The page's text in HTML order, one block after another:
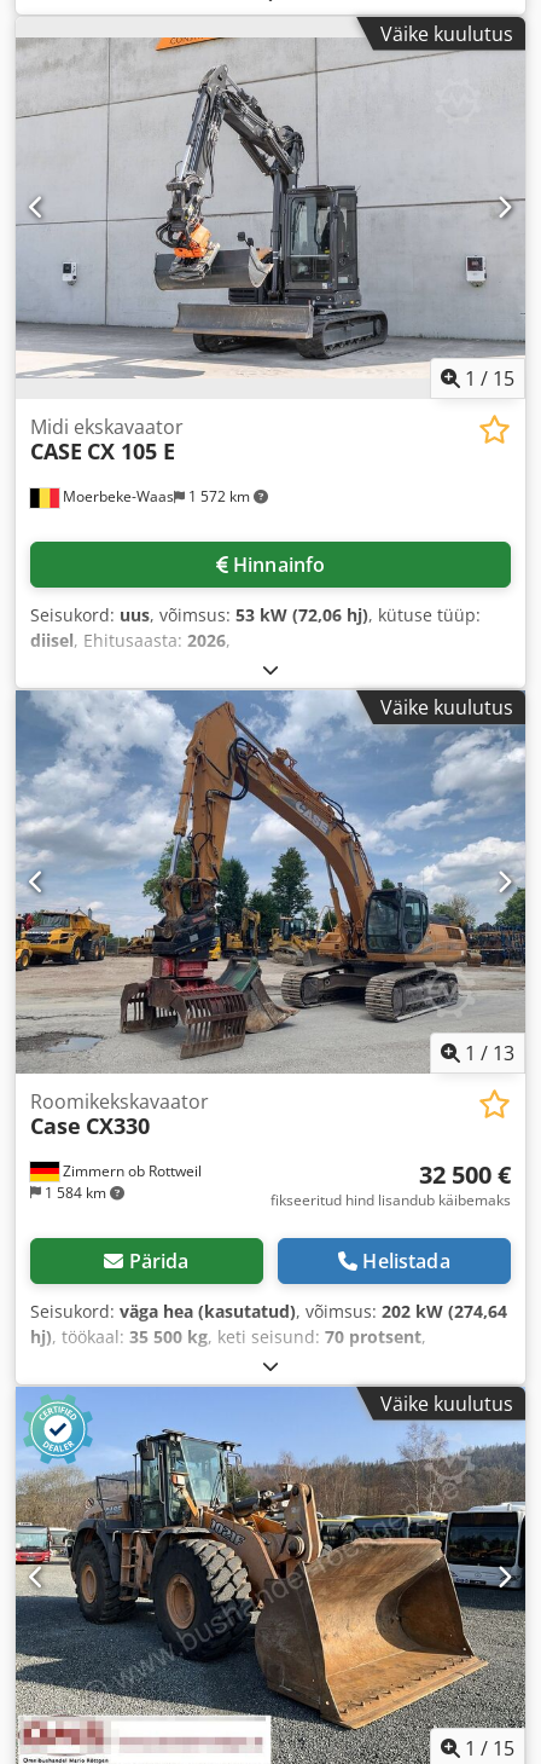
Väike kuulutus
1 / 15
Moerbeke-Waas 1 572 km
Midi ekskavaator
CASE CX 105 E
Hinnainfo
Seisukord: uus, võimsus: 53 kW (72,06 hj), kütuse tüüp:
diisel, Ehitusaasta: 2026,
Väike kuulutus
1 / 13
Zimmern ob Rottweil
1 584 km
Roomikekskavaator
Case CX330
32 500 €
fikseeritud hind lisandub käibemaks
Pärida Helistada
Seisukord: väga hea (kasutatud), võimsus: 202 kW (274,64
hj), töökaal: 35 500 kg, keti seisund: 70 protsent,
, töötunnid:9 139 h
kliimaseade,
Väike kuulutus
1 / 15